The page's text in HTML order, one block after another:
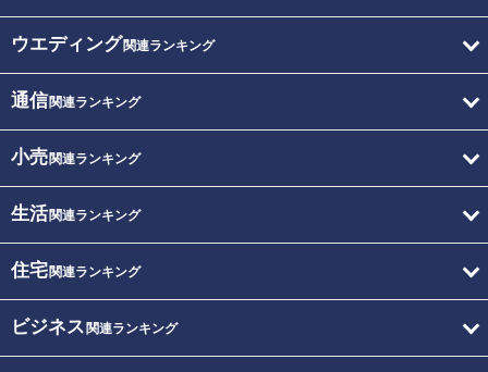
ウエディング関連ランキング
通信関連ランキング
小売関連ランキング
生活関連ランキング
住宅関連ランキング
ビジネス 関連ランキング